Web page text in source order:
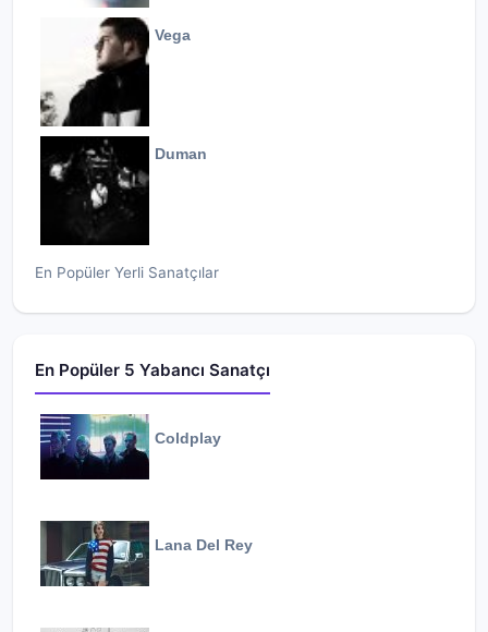
Vega
Duman
En Popüler Yerli Sanatçılar
En Popüler 5 Yabancı Sanatçı
Coldplay
Lana Del Rey